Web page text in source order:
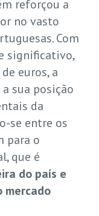
reforçou a
no vasto
Com
significativo,
euros, a
sua posição
da
se entre os
para o
que é
do país e
mercado